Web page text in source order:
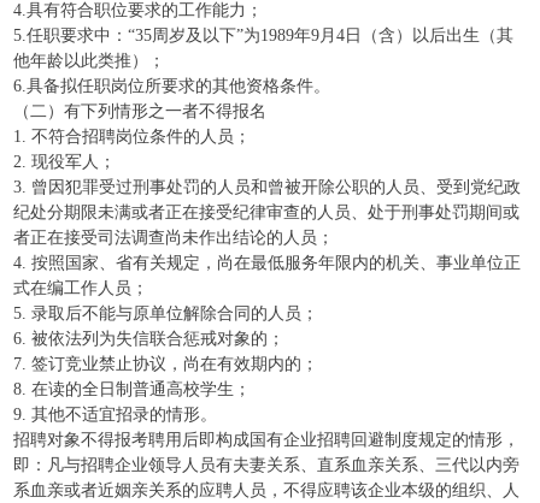
4.具有符合职位要求的工作能力；
5.任职要求中：“35周岁及以下”为1989年9月4日（含）以后出生（其
他年龄以此类推）；
6.具备拟任职岗位所要求的其他资格条件。
（二）有下列情形之一者不得报名
1. 不符合招聘岗位条件的人员；
2. 现役军人；
3. 曾因犯罪受过刑事处罚的人员和曾被开除公职的人员、受到党纪政
纪处分期限未满或者正在接受纪律审查的人员、处于刑事处罚期间或
者正在接受司法调查尚未作出结论的人员；
4. 按照国家、省有关规定，尚在最低服务年限内的机关、事业单位正
式在编工作人员；
5. 录取后不能与原单位解除合同的人员；
6. 被依法列为失信联合惩戒对象的；
7. 签订竞业禁止协议，尚在有效期内的；
8. 在读的全日制普通高校学生；
9. 其他不适宜招录的情形。
招聘对象不得报考聘用后即构成国有企业招聘回避制度规定的情形，
即：凡与招聘企业领导人员有夫妻关系、直系血亲关系、三代以内旁
系血亲或者近姻亲关系的应聘人员，不得应聘该企业本级的组织、人